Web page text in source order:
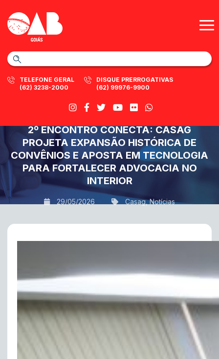
TELEFONE GERAL
(62) 3238-2000
DISQUE PRERROGATIVAS
(62) 99976-9900
2º ENCONTRO CONECTA: CASAG
PROJETA EXPANSÃO HISTÓRICA DE
CONVÊNIOS E APOSTA EM TECNOLOGIA
PARA FORTALECER ADVOCACIA NO
INTERIOR
29/05/2026 Casag,Notícias